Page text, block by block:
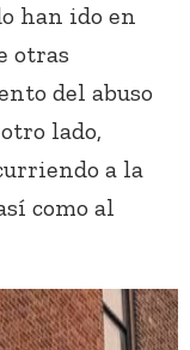
han ido en
otras
del abuso
lado,
a la
como al